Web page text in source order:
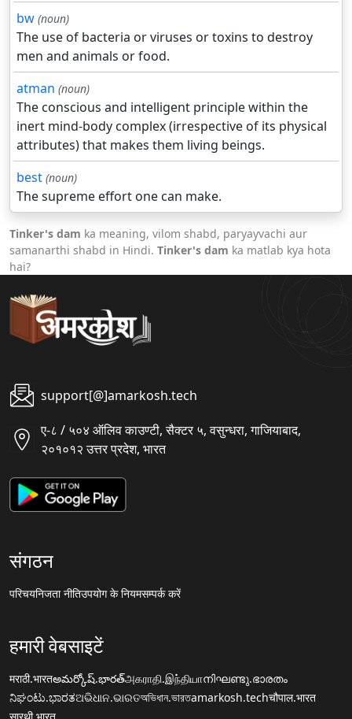
bw (noun)
The use of bacteria or viruses or toxins to destroy
men and animals or food.
atman (noun)
The conscious and intelligent principle within the
inert mind-body complex (irrespective of its physical
attributes) that makes them living beings.
best (noun)
The supreme effort one can make.
Tinker's dam ka meaning, vilom shabd, paryayvachi aur
samanarthi shabd in Hindi. Tinker's dam ka matlab kya hota
hai?
support[@]amarkosh.tech
ए-८ / ५०४ ऑलिव काउण्टी, सैक्टर ५, वसुन्धरा, गाजियाबाद,
२०१०१२ उत्तर प्रदेश, भारत
संगठन
परिचयनिजता नीतिउपयोग के नियमसम्पर्क करें
हमारी वेबसाइटें
मराठी.भारतఅమర్కోష్.భారత్அகராதி.இந்தியாനിഘണ്ടു.ഭാരതം
ನಿಘಂಟು.ಭಾರತଅଭିଧାନ.ଭାରତঅভিধান.ভারতamarkosh.techचौपाल.भारत